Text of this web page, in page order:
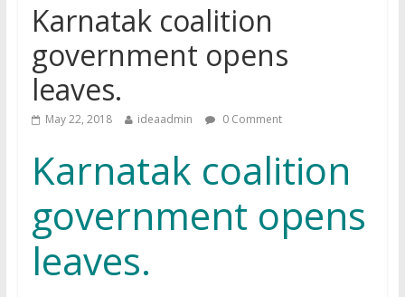
Karnatak coalition
government opens
leaves.
May 22, 2018 ideaadmin 0 Comment
Karnatak coalition
government opens
leaves.